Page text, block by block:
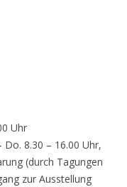
Uhr
8.30 – 16.00 Uhr,
(durch Tagungen
zur Ausstellung